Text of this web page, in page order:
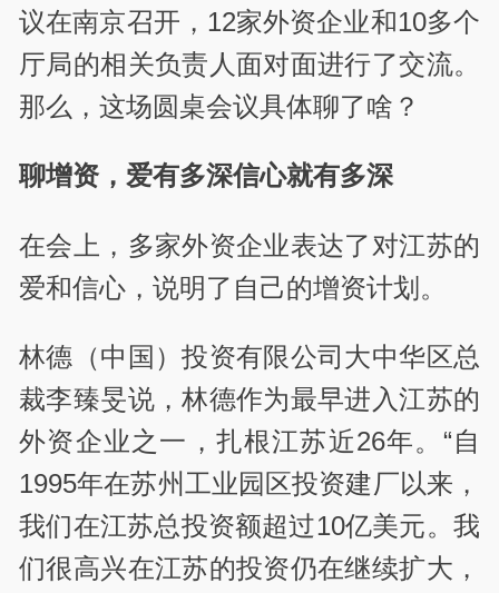
议在南京召开，12家外资企业和10多个
厅局的相关负责人面对面进行了交流。
那么，这场圆桌会议具体聊了啥？
聊增资，爱有多深信心就有多深
在会上，多家外资企业表达了对江苏的
爱和信心，说明了自己的增资计划。
林德（中国）投资有限公司大中华区总
裁李臻旻说，林德作为最早进入江苏的
外资企业之一，扎根江苏近26年。“自
1995年在苏州工业园区投资建厂以来，
我们在江苏总投资额超过10亿美元。我
们很高兴在江苏的投资仍在继续扩大，